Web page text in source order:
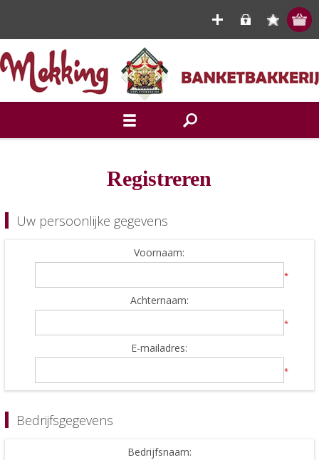
Registreren
Uw persoonlijke gegevens
Voornaam:
*
Achternaam:
*
E-mailadres:
*
Bedrijfsgegevens
Bedrijfsnaam: